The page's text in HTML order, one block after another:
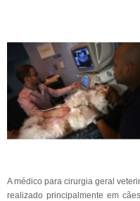
A médico para cirurgia geral
realizado principalmente em